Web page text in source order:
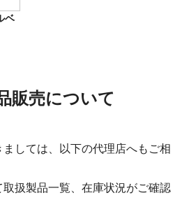
ベ
販売について
しては、以下の代理店へもご相
扱製品一覧、在庫状況がご確認